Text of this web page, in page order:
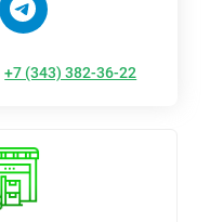
+7 (343) 382-36-22